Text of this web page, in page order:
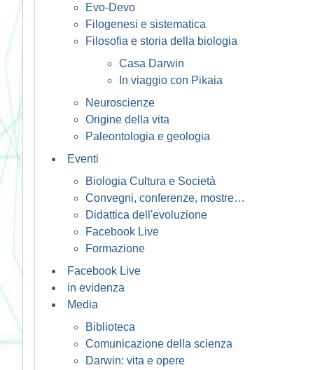
Evo-Devo
Filogenesi e sistematica
Filosofia e storia della biologia
Casa Darwin
In viaggio con Pikaia
Neuroscienze
Origine della vita
Paleontologia e geologia
Eventi
Biologia Cultura e Società
Convegni, conferenze, mostre…
Didattica dell'evoluzione
Facebook Live
Formazione
Facebook Live
in evidenza
Media
Biblioteca
Comunicazione della scienza
Darwin: vita e opere